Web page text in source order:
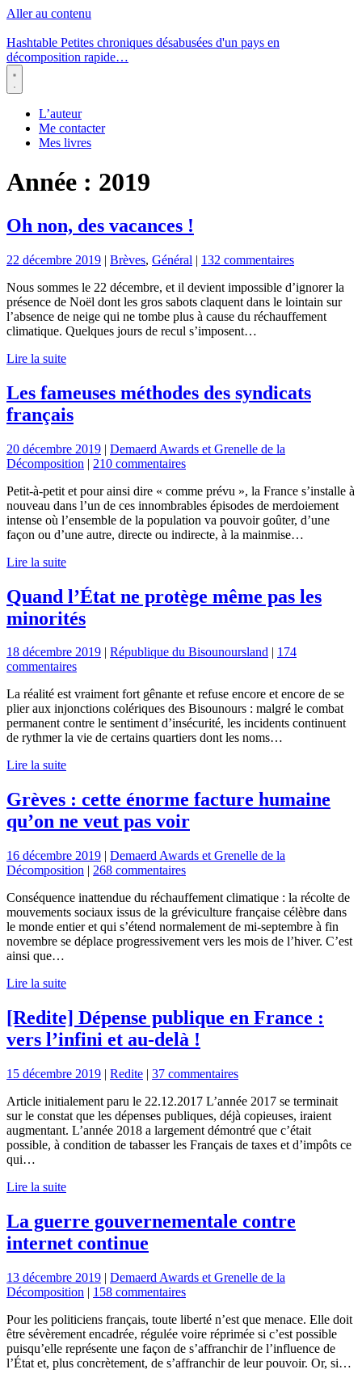
Aller au contenu
Hashtable Petites chroniques désabusées d'un pays en
décomposition rapide…
Menu
L’auteur
Me contacter
Mes livres
Année : 2019
Oh non, des vacances !
22 décembre 2019 | Brèves, Général | 132 commentaires
Nous sommes le 22 décembre, et il devient impossible d’ignorer la
présence de Noël dont les gros sabots claquent dans le lointain sur
l’absence de neige qui ne tombe plus à cause du réchauffement
climatique. Quelques jours de recul s’imposent…
Lire la suite
Les fameuses méthodes des syndicats
français
20 décembre 2019 | Demaerd Awards et Grenelle de la
Décomposition | 210 commentaires
Petit-à-petit et pour ainsi dire « comme prévu », la France s’installe à
nouveau dans l’un de ces innombrables épisodes de merdoiement
intense où l’ensemble de la population va pouvoir goûter, d’une
façon ou d’une autre, directe ou indirecte, à la mainmise…
Lire la suite
Quand l’État ne protège même pas les
minorités
18 décembre 2019 | République du Bisounoursland | 174
commentaires
La réalité est vraiment fort gênante et refuse encore et encore de se
plier aux injonctions colériques des Bisounours : malgré le combat
permanent contre le sentiment d’insécurité, les incidents continuent
de rythmer la vie de certains quartiers dont les noms…
Lire la suite
Grèves : cette énorme facture humaine
qu’on ne veut pas voir
16 décembre 2019 | Demaerd Awards et Grenelle de la
Décomposition | 268 commentaires
Conséquence inattendue du réchauffement climatique : la récolte de
mouvements sociaux issus de la gréviculture française célèbre dans
le monde entier et qui s’étend normalement de mi-septembre à fin
novembre se déplace progressivement vers les mois de l’hiver. C’est
ainsi que…
Lire la suite
[Redite] Dépense publique en France :
vers l’infini et au-delà !
15 décembre 2019 | Redite | 37 commentaires
Article initialement paru le 22.12.2017 L’année 2017 se terminait
sur le constat que les dépenses publiques, déjà copieuses, iraient
augmentant. L’année 2018 a largement démontré que c’était
possible, à condition de tabasser les Français de taxes et d’impôts ce
qui…
Lire la suite
La guerre gouvernementale contre
internet continue
13 décembre 2019 | Demaerd Awards et Grenelle de la
Décomposition | 158 commentaires
Pour les politiciens français, toute liberté n’est que menace. Elle doit
être sévèrement encadrée, régulée voire réprimée si c’est possible
puisqu’elle représente une façon de s’affranchir de l’influence de
l’État et, plus concrètement, de s’affranchir de leur pouvoir. Or, si…